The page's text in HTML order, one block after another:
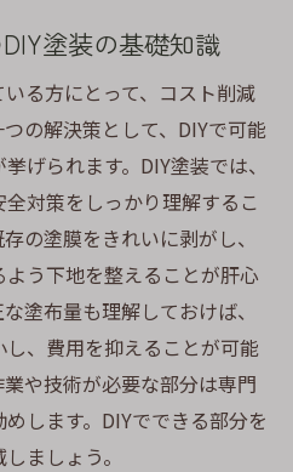
塗装の基礎知識
る方にとって、コスト削減
の解決策として、DIYで可能
げられます。DIY塗装では、
対策をしっかり理解するこ
の塗膜をきれいに剥がし、
う下地を整えることが肝心
塗布量も理解しておけば、
、費用を抑えることが可能
や技術が必要な部分は専門
します。DIYでできる部分を
ましょう。